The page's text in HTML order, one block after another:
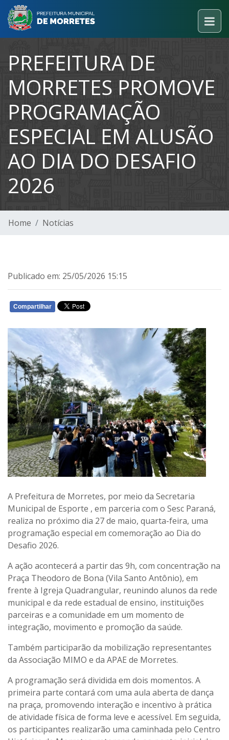
PREFEITURA DE
MORRETES PROMOVE
PROGRAMAÇÃO
ESPECIAL EM ALUSÃO
AO DIA DO DESAFIO
2026
Home Notícias
Publicado em: 25/05/2026 15:15
Compartilhar
A Prefeitura de Morretes, por meio da Secretaria
Municipal de Esporte , em parceria com o Sesc Paraná,
realiza no próximo dia 27 de maio, quarta-feira, uma
programação especial em comemoração ao Dia do
Desafio 2026.
A ação acontecerá a partir das 9h, com concentração na
Praça Theodoro de Bona (Vila Santo Antônio), em
frente à Igreja Quadrangular, reunindo alunos da rede
municipal e da rede estadual de ensino, instituições
parceiras e a comunidade em um momento de
integração, movimento e promoção da saúde.
Também participarão da mobilização representantes
da Associação MIMO e da APAE de Morretes.
A programação será dividida em dois momentos. A
primeira parte contará com uma aula aberta de dança
na praça, promovendo interação e incentivo à prática
de atividade física de forma leve e acessível. Em seguida,
os participantes realizarão uma caminhada pelo Centro